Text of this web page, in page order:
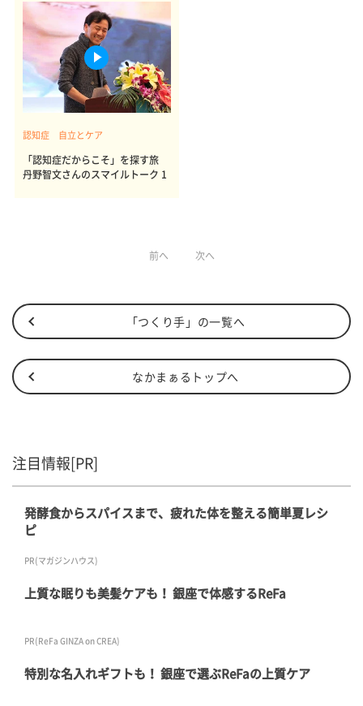
認知症 自立とケア
「認知症だからこそ」を探す旅
丹野智文さんのスマイルトーク 1
前へ 次へ
「つくり手」の一覧へ
なかまぁるトップへ
注目情報[PR]
発酵食からスパイスまで、疲れた体を整える簡単夏レシ
ピ
PR(マガジンハウス)
上質な眠りも美髪ケアも！ 銀座で体感するReFa
PR(ReFa GINZA on CREA)
特別な名入れギフトも！ 銀座で選ぶReFaの上質ケア